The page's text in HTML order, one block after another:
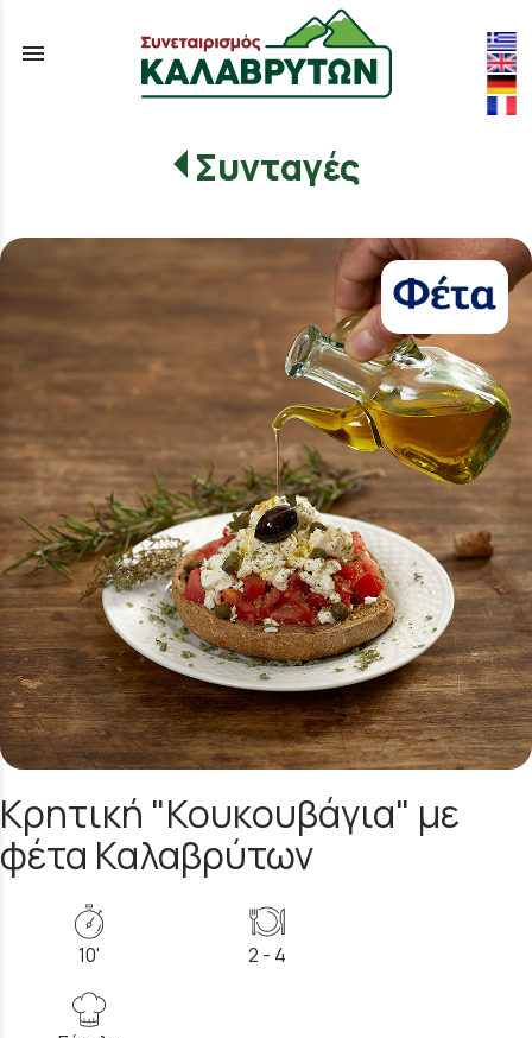
menu
Συνταγές
Κρητική "Κουκουβάγια" με
φέτα Καλαβρύτων
10' 2 - 4